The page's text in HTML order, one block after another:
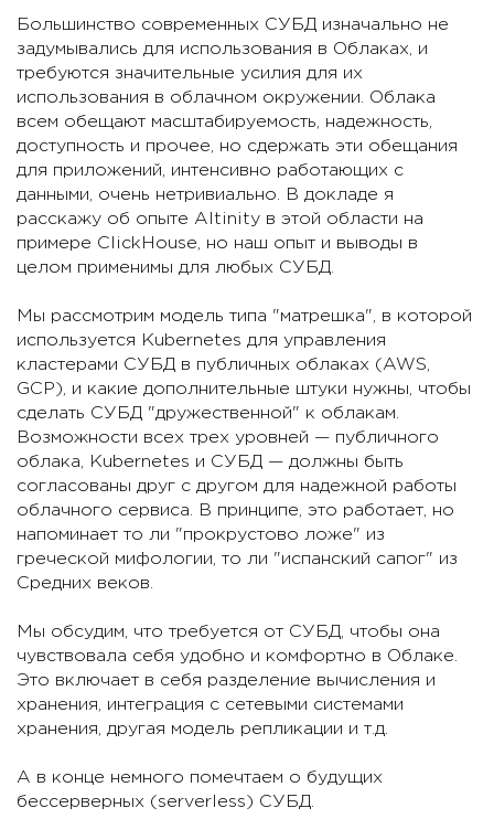
Большинство современных СУБД изначально не
задумывались для использования в Облаках, и
требуются значительные усилия для их
использования в облачном окружении. Облака
всем обещают масштабируемость, надежность,
доступность и прочее, но сдержать эти обещания
для приложений, интенсивно работающих с
данными, очень нетривиально. В докладе я
расскажу об опыте Altinity в этой области на
примере ClickHouse, но наш опыт и выводы в
целом применимы для любых СУБД.
Мы рассмотрим модель типа "матрешка", в которой
используется Kubernetes для управления
кластерами СУБД в публичных облаках (AWS,
GCP), и какие дополнительные штуки нужны, чтобы
сделать СУБД "дружественной" к облакам.
Возможности всех трех уровней — публичного
облака, Kubernetes и СУБД — должны быть
согласованы друг с другом для надежной работы
облачного сервиса. В принципе, это работает, но
напоминает то ли "прокрустово ложе" из
греческой мифологии, то ли "испанский сапог" из
Средних веков.
Мы обсудим, что требуется от СУБД, чтобы она
чувствовала себя удобно и комфортно в Облаке.
Это включает в себя разделение вычисления и
хранения, интеграция с сетевыми системами
хранения, другая модель репликации и т.д.
А в конце немного помечтаем о будущих
бессерверных (serverless) СУБД.